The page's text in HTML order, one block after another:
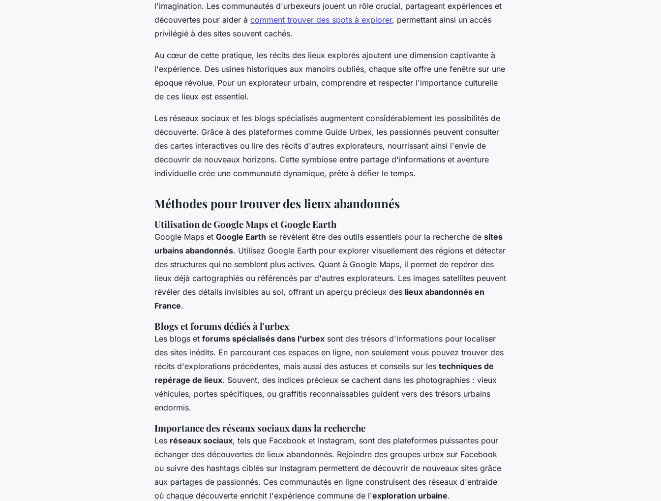
l'imagination. Les communautés d'urbexeurs jouent un rôle crucial, partageant expériences et
découvertes pour aider à comment trouver des spots à explorer, permettant ainsi un accès
privilégié à des sites souvent cachés.
Au cœur de cette pratique, les récits des lieux explorés ajoutent une dimension captivante à
l'expérience. Des usines historiques aux manoirs oubliés, chaque site offre une fenêtre sur une
époque révolue. Pour un explorateur urbain, comprendre et respecter l'importance culturelle
de ces lieux est essentiel.
Les réseaux sociaux et les blogs spécialisés augmentent considérablement les possibilités de
découverte. Grâce à des plateformes comme Guide Urbex, les passionnés peuvent consulter
des cartes interactives ou lire des récits d'autres explorateurs, nourrissant ainsi l'envie de
découvrir de nouveaux horizons. Cette symbiose entre partage d'informations et aventure
individuelle crée une communauté dynamique, prête à défier le temps.
Méthodes pour trouver des lieux abandonnés
Utilisation de Google Maps et Google Earth
Google Maps et Google Earth se révèlent être des outils essentiels pour la recherche de sites
urbains abandonnés. Utilisez Google Earth pour explorer visuellement des régions et détecter
des structures qui ne semblent plus actives. Quant à Google Maps, il permet de repérer des
lieux déjà cartographiés ou référencés par d'autres explorateurs. Les images satellites peuvent
révéler des détails invisibles au sol, offrant un aperçu précieux des lieux abandonnés en
France.
Blogs et forums dédiés à l'urbex
Les blogs et forums spécialisés dans l'urbex sont des trésors d'informations pour localiser
des sites inédits. En parcourant ces espaces en ligne, non seulement vous pouvez trouver des
récits d'explorations précédentes, mais aussi des astuces et conseils sur les techniques de
repérage de lieux. Souvent, des indices précieux se cachent dans les photographies : vieux
véhicules, portes spécifiques, ou graffitis reconnaissables guident vers des trésors urbains
endormis.
Importance des réseaux sociaux dans la recherche
Les réseaux sociaux, tels que Facebook et Instagram, sont des plateformes puissantes pour
échanger des découvertes de lieux abandonnés. Rejoindre des groupes urbex sur Facebook
ou suivre des hashtags ciblés sur Instagram permettent de découvrir de nouveaux sites grâce
aux partages de passionnés. Ces communautés en ligne construisent des réseaux d'entraide
où chaque découverte enrichit l'expérience commune de l'exploration urbaine.